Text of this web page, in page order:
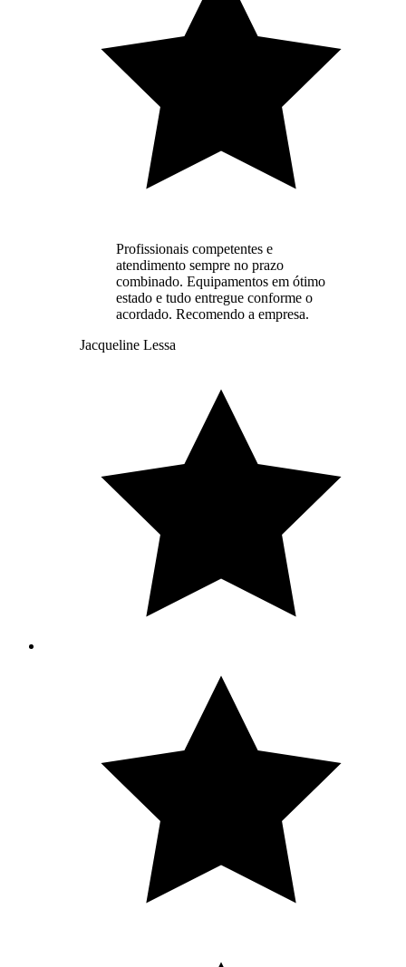
Profissionais competentes e
atendimento sempre no prazo
combinado. Equipamentos em ótimo
estado e tudo entregue conforme o
acordado. Recomendo a empresa.
Jacqueline Lessa